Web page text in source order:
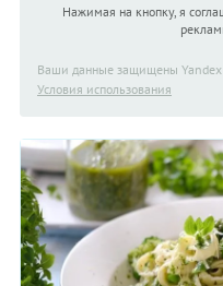
Нажимая на кнопку, я
Ваши данные защищены Yandex
Условия использования